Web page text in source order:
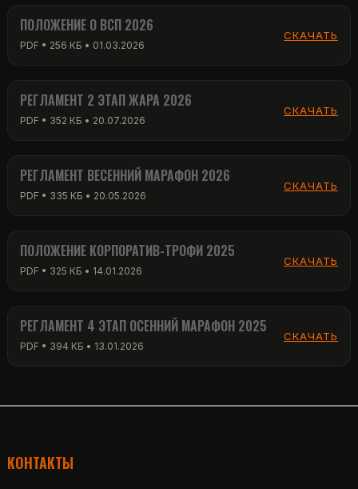
ПОЛОЖЕНИЕ О ВСП 2026
PDF • 256 КБ • 01.03.2026
СКАЧАТЬ
РЕГЛАМЕНТ 2 ЭТАП ЖАРА 2026
PDF • 352 КБ • 20.07.2026
СКАЧАТЬ
РЕГЛАМЕНТ ВЕСЕННИЙ МАРАФОН 2026
PDF • 335 КБ • 20.05.2026
СКАЧАТЬ
ПОЛОЖЕНИЕ КОРПОРАТИВ-ТРОФИ 2025
PDF • 325 КБ • 14.01.2026
СКАЧАТЬ
РЕГЛАМЕНТ 4 ЭТАП ОСЕННИЙ МАРАФОН 2025
PDF • 394 КБ • 13.01.2026
СКАЧАТЬ
КОНТАКТЫ